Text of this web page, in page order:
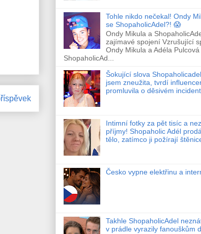
Tohle nikdo nečekal! Ondy
se ShopaholicAdel?! 😱
Ondy Mikula a
zajímavé spojení Vzrušující
Ondy Mikula a Adéla Pulcová
ShopaholicAd...
Šokující slova
jsem zneužita, tvrdí
promluvila o děsivém
Intimní fotky za pět tisíc a
příjmy! Shopaholic Adél
tělo, zatímco ji požírají
Česko vypne elektřinu a
Takhle ShopaholicAdel
v prádle vyrazily fanouškům